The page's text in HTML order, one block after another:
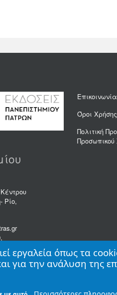
Ρίο,
Επικοινωνία
Όροι Χρήσης
Πολιτική
εργαλεία όπως τα
για την ανάλυση της